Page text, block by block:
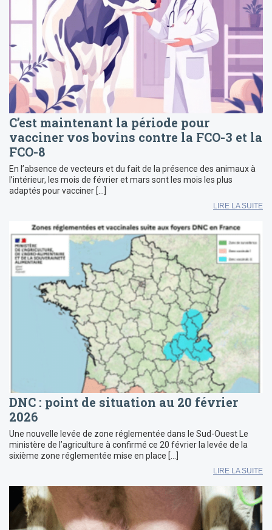
C’est maintenant la période pour
vacciner vos bovins contre la FCO-3 et la
FCO-8
En l’absence de vecteurs et du fait de la présence des animaux à
l’intérieur, les mois de février et mars sont les mois les plus
adaptés pour vacciner […]
LIRE LA SUITE
DNC : point de situation au 20 février
2026
Une nouvelle levée de zone réglementée dans le Sud-Ouest Le
ministère de l’agriculture à confirmé ce 20 février la levée de la
sixième zone réglementée mise en place […]
LIRE LA SUITE